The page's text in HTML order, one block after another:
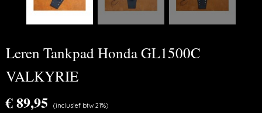
Leren Tankpad Honda GL1500C
VALKYRIE
€ 89,95 (inclusief btw 21%)